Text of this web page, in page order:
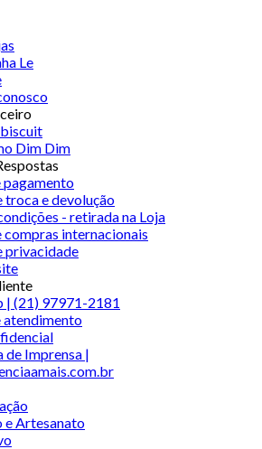
Le
Dim Dim
pagamento
troca e devolução
- retirada na Loja
compras internacionais
privacidade
| (21) 97971-2181
atendimento
de Imprensa |
e Artesanato